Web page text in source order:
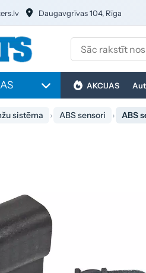
Daugavgrīvas 104, Rīga
AKCIJAS
sistēma ABS sensori ABS